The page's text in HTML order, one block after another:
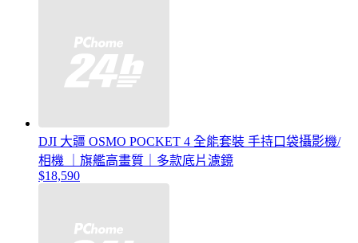
DJI 大疆 OSMO POCKET 4 全能套裝 手持口袋攝影機/
相機 ｜旗艦高畫質｜多款底片濾鏡
$18,590